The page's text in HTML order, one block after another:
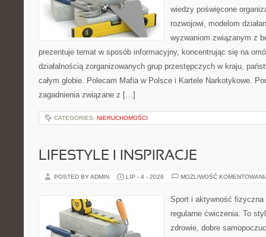
wiedzy poświęcone
rozwojowi, modelom
wyzwaniom związanym z
prezentuje temat w sposób informacyjny, koncentrując się na
działalnością zorganizowanych grup przestępczych w kraju,
całym globie. Polecam Mafia w Polsce i Kartele Narkotykowe.
zagadnienia związane z […]
CATEGORIES: NIERUCHOMOŚCI
LIFESTYLE I INSPIRACJE
POSTED BY ADMIN LIP - 4 - 2026 MOŻLIWOŚĆ
Sport i aktywność
regularne ćwiczenia. To
zdrowie, dobre